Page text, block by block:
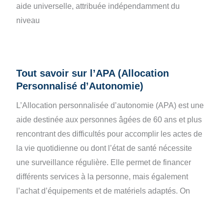
aide universelle, attribuée indépendamment du
niveau
Tout savoir sur l’APA (Allocation
Personnalisé d’Autonomie)
L’Allocation personnalisée d’autonomie (APA) est une
aide destinée aux personnes âgées de 60 ans et plus
rencontrant des difficultés pour accomplir les actes de
la vie quotidienne ou dont l’état de santé nécessite
une surveillance régulière. Elle permet de financer
différents services à la personne, mais également
l’achat d’équipements et de matériels adaptés. On